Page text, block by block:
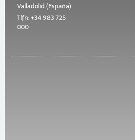
Valladolid (España)
Tlfn: +34 983 725
000